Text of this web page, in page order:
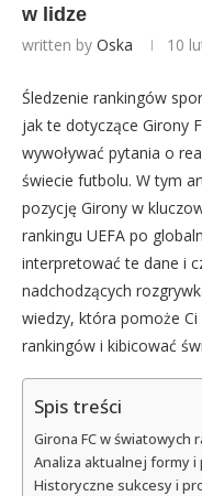
w lidze
written by Oska 10
Śledzenie rankingów
jak te dotyczące Girony
wywoływać pytania o
świecie futbolu. W tym
pozycję Girony w
rankingu UEFA po
interpretować te dane i
nadchodzących
wiedzy, która pomoże
rankingów i kibicować
Spis treści
Girona FC w światowych
Analiza aktualnej formy i
Historyczne sukcesy i